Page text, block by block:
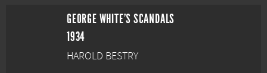
GEORGE WHITE'S SCANDALS
1934
HAROLD BESTRY